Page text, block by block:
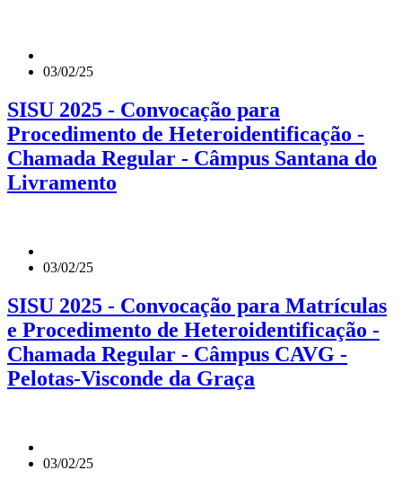
03/02/25
SISU 2025 - Convocação para
Procedimento de Heteroidentificação -
Chamada Regular - Câmpus Santana do
Livramento
03/02/25
SISU 2025 - Convocação para Matrículas
e Procedimento de Heteroidentificação -
Chamada Regular - Câmpus CAVG -
Pelotas-Visconde da Graça
03/02/25